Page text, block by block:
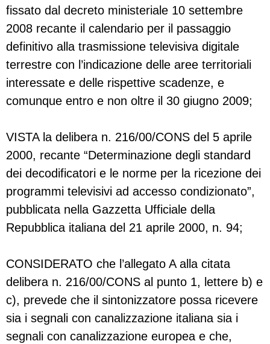
fissato dal decreto ministeriale 10 settembre
2008 recante il calendario per il passaggio
definitivo alla trasmissione televisiva digitale
terrestre con l’indicazione delle aree territoriali
interessate e delle rispettive scadenze, e
comunque entro e non oltre il 30 giugno 2009;
VISTA la delibera n. 216/00/CONS del 5 aprile
2000, recante “Determinazione degli standard
dei decodificatori e le norme per la ricezione dei
programmi televisivi ad accesso condizionato”,
pubblicata nella Gazzetta Ufficiale della
Repubblica italiana del 21 aprile 2000, n. 94;
CONSIDERATO che l’allegato A alla citata
delibera n. 216/00/CONS al punto 1, lettere b) e
c), prevede che il sintonizzatore possa ricevere
sia i segnali con canalizzazione italiana sia i
segnali con canalizzazione europea e che,